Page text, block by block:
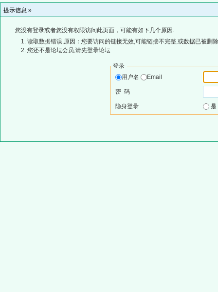
提示信息 »
您没有登录或者您没有权限访问此页面，可能有如下几个原因:
读取数据错误,原因：您要访问的链接无效,可能链接不完整,或数据已被删
您还不是论坛会员,请先登录论坛
登录
用户名
Email
密 码
隐身登录